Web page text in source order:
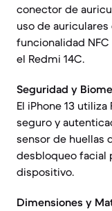
conector de
uso de
funcionalidad
el Redmi 14C.
Seguridad y
El iPhone 13
seguro y
sensor de huellas
desbloqueo facial
dispositivo.
Dimensiones y